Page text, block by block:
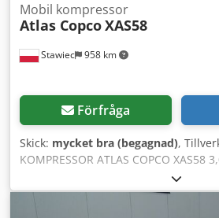
Stawiec 958 km
Mobil kompressor
Atlas CopcoXAS58
Förfråga
Skick: mycket bra (begagnad),
KOMPRESSOR ATLAS COPCO XAS58
Dieselkompressor ATLAS COPCO
servad Teknisk data: kapacitet: 3,00
bar årsmodell: 2018 motor: KUBOTA